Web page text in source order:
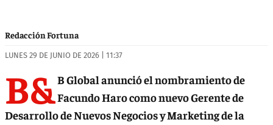
Redacción Fortuna
LUNES 29 DE JUNIO DE 2026 | 11:37
B& B Global anunció el nombramiento de
Facundo Haro como nuevo Gerente de
Desarrollo de Nuevos Negocios y Marketing de la